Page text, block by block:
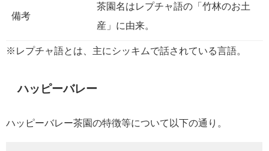
備考
茶園名はレプチャ語の「竹林のお土
産」に由来。
※レプチャ語とは、主にシッキムで話されている言語。
ハッピーバレー
ハッピーバレー茶園の特徴等について以下の通り。